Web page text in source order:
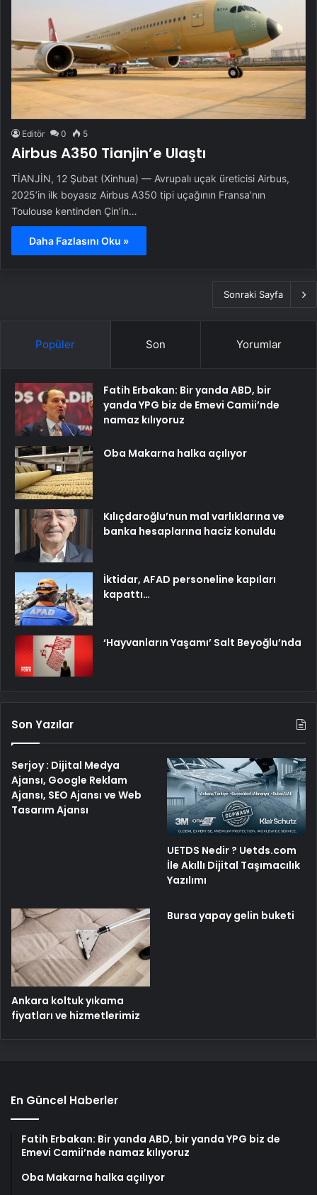
Editör 0 5
Airbus A350 Tianjin’e Ulaştı
TİANJİN, 12 Şubat (Xinhua) — Avrupalı uçak üreticisi Airbus,
2025’in ilk boyasız Airbus A350 tipi uçağının Fransa’nın
Toulouse kentinden Çin’in…
Daha Fazlasını Oku »
Sonraki Sayfa
Popüler Son Yorumlar
Fatih Erbakan: Bir yanda ABD, bir
yanda YPG biz de Emevi Camii’nde
namaz kılıyoruz
Oba Makarna halka açılıyor
Kılıçdaroğlu’nun mal varlıklarına ve
banka hesaplarına haciz konuldu
İktidar, AFAD personeline kapıları
kapattı…
‘Hayvanların Yaşamı’ Salt Beyoğlu’nda
Son Yazılar
Serjoy : Dijital Medya
Ajansı, Google Reklam
Ajansı, SEO Ajansı ve Web
Tasarım Ajansı
UETDS Nedir ? Uetds.com
İle Akıllı Dijital Taşımacılık
Yazılımı
Ankara koltuk yıkama
fiyatları ve hizmetlerimiz
Bursa yapay gelin buketi
En Güncel Haberler
Fatih Erbakan: Bir yanda ABD, bir yanda YPG biz de
Emevi Camii’nde namaz kılıyoruz
Oba Makarna halka açılıyor